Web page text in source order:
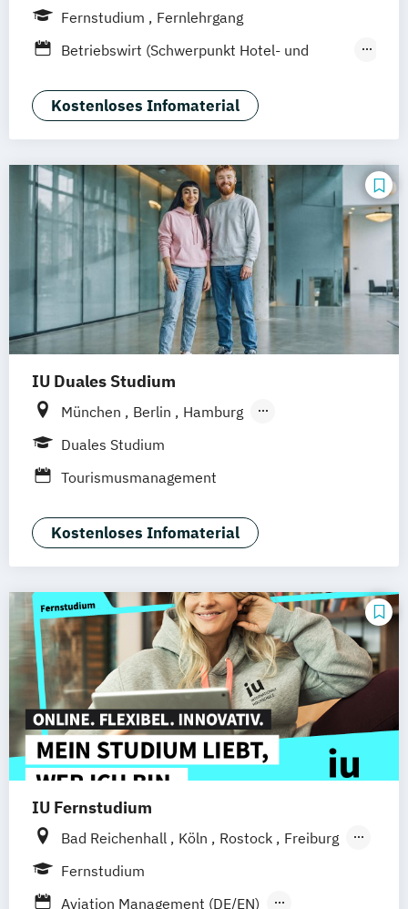
Düsseldorf
Hamburg Hannover
Mannheim
Wertheim Wien
Frankfurt am Main Hamm Zürich
Fernstudium
Fernlehrgang
Betriebswirt (Schwerpunkt Hotel- und
Betriebswirtschaft und Hotelmanagement
Kostenloses Infomaterial
IU Duales Studium
München Berlin
Hamburg
Frankfurt am Main
Mannheim Leipzig Online-Campus
Augsburg Bielefeld Braunschweig
Dresden Duisburg Karlsruhe
Mainz Münster Stuttgart Aachen
deutschlandweit Bonn
Duales Studium
Tourismusmanagement
Kostenloses Infomaterial
IU Fernstudium
Bad Reichenhall Köln Rostock
Freiburg
Kiel
Frankfurt am Main
Fernstudium
Aviation Management (DE/EN)